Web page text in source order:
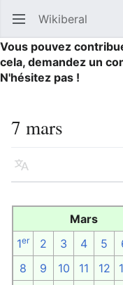
Ouvrir le menu principal Wikiberal
Vous pouvez
cela, demandez un
N'hésitez pas !
7 mars
Langue
Mars
1er 2 3 4 5
8
9 10 11 12